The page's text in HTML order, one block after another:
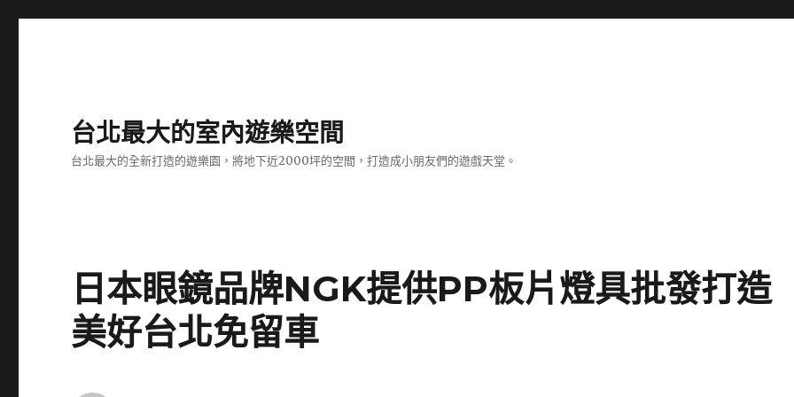
台北最大的室內遊樂空間
台北最大的全新打造的遊樂園，將地下近2000坪的空間，打造成小朋友們的遊戲天堂。
日本眼鏡品牌NGK提供PP板片燈具批發打造
美好台北免留車